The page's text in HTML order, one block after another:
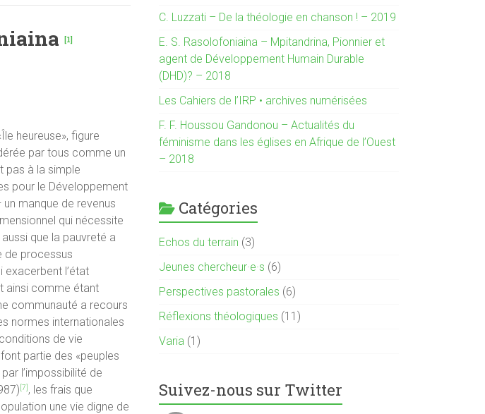
[1]
heureuse», figure
par tous comme un
pas à la simple
pour le Développement
manque de revenus
qui nécessite
que la pauvreté a
de processus
exacerbent l’état
ainsi comme étant
communauté a recours
normes internationales
de vie
partie des «peuples
l’impossibilité de
[7] , les frais que
une vie digne de
C. Luzzati – De la théologie en chanson ! – 2019
E. S. Rasolofoniaina – Mpitandrina, Pionnier et
agent de Développement Humain Durable
(DHD)? – 2018
Les Cahiers de l’IRP • archives numérisées
F. F. Houssou Gandonou – Actualités du
féminisme dans les églises en Afrique de l’Ouest
– 2018
Catégories
Echos du terrain (3)
Jeunes chercheur·e·s (6)
Perspectives pastorales (6)
Réflexions théologiques (11)
Varia (1)
Suivez-nous sur Twitter